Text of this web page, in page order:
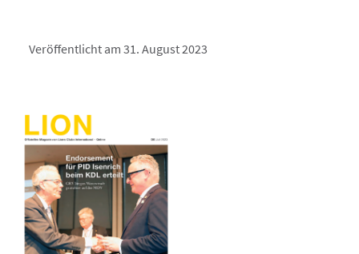
Veröffentlicht am 31. August 2023